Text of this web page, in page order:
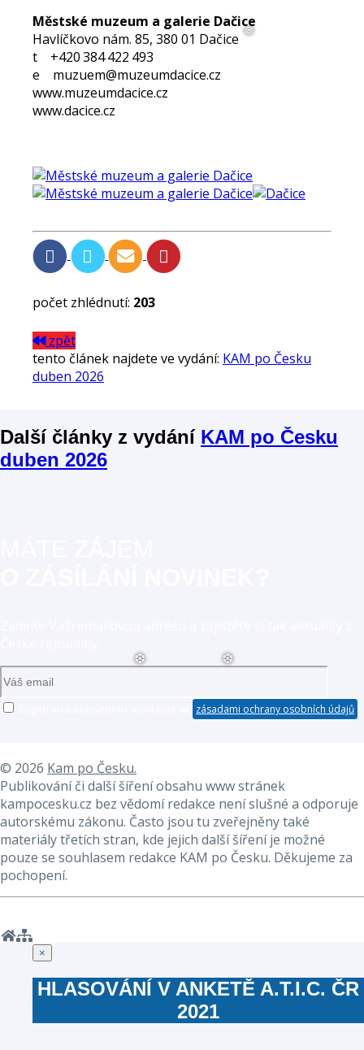
Městské muzeum a galerie Dačice
Havlíčkovo nám. 85, 380 01 Dačice
t +420 384 422 493
e muzuem@muzeumdacice.cz
www.muzeumdacice.cz
www.dacice.cz
počet zhlédnutí: 203
zpět
tento článek najdete ve vydání: KAM po Česku
duben 2026
Další články z vydání KAM po Česku
duben 2026
zásadami ochrany osobních údajů
© 2026 Kam po Česku.
Publikování či další šíření obsahu www stránek
kampocesku.cz bez vědomí redakce není slušné a odporuje
autorskému zákonu. Často jsou tu zveřejněny také
materiály třetích stran, kde jejich další šíření je možné
pouze se souhlasem redakce KAM po Česku. Děkujeme za
pochopení.
×
HLASOVÁNÍ V ANKETĚ A.T.I.C. ČR
2021